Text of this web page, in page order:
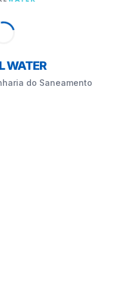
WATER
do Saneamento